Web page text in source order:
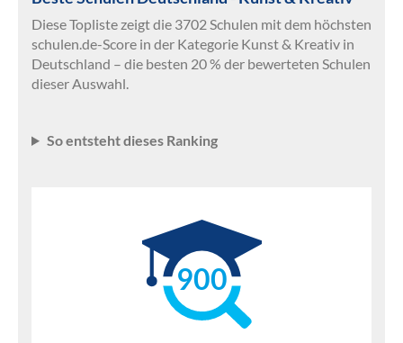
Diese Topliste zeigt die 3702 Schulen mit dem höchsten
schulen.de-Score in der Kategorie Kunst & Kreativ in
Deutschland – die besten 20 % der bewerteten Schulen
dieser Auswahl.
So entsteht dieses Ranking
900